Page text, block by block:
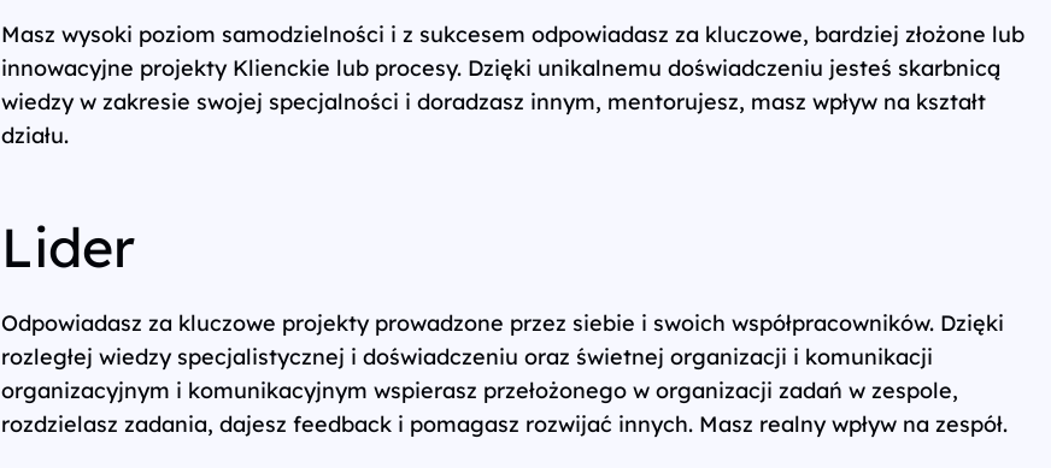
Masz wysoki poziom samodzielności i z sukcesem odpowiadasz za kluczowe, bardziej złożone lub
innowacyjne projekty Klienckie lub procesy. Dzięki unikalnemu doświadczeniu jesteś skarbnicą
wiedzy w zakresie swojej specjalności i doradzasz innym, mentorujesz, masz wpływ na kształt
działu.
Lider
Odpowiadasz za kluczowe projekty prowadzone przez siebie i swoich współpracowników. Dzięki
rozległej wiedzy specjalistycznej i doświadczeniu oraz świetnej organizacji i komunikacji
organizacyjnym i komunikacyjnym wspierasz przełożonego w organizacji zadań w zespole,
rozdzielasz zadania, dajesz feedback i pomagasz rozwijać innych. Masz realny wpływ na zespół.